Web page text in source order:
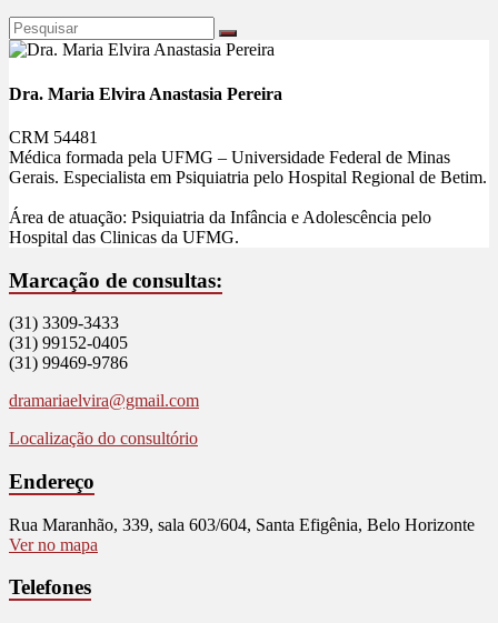
Dra. Maria Elvira Anastasia Pereira
CRM 54481
Médica formada pela UFMG – Universidade Federal de Minas
Gerais. Especialista em Psiquiatria pelo Hospital Regional de Betim.
Área de atuação: Psiquiatria da Infância e Adolescência pelo
Hospital das Clinicas da UFMG.
Marcação de consultas:
(31) 3309-3433
(31) 99152-0405
(31) 99469-9786
dramariaelvira@gmail.com
Localização do consultório
Endereço
Rua Maranhão, 339, sala 603/604, Santa Efigênia, Belo Horizonte
Ver no mapa
Telefones